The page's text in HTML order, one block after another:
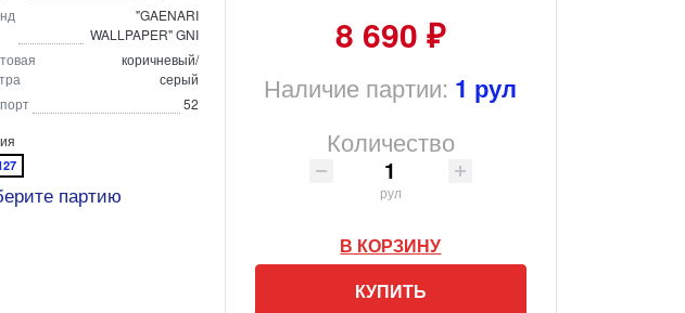
"GAENARI
WALLPAPER" GNI
коричневый/
серый
52
партию
8 690 ₽
Наличие партии: 1 рул
Количество
рул
В КОРЗИНУ
КУПИТЬ